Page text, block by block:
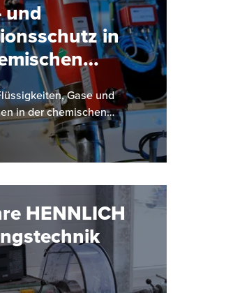
und
in
Ein
Gase und
in der chemischen
hohes Brand- und
HENNLICH liefert
mit…
HENNLICH